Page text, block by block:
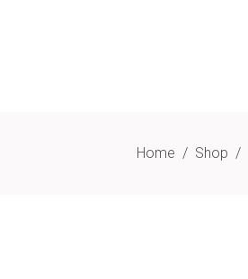
Home / Shop /